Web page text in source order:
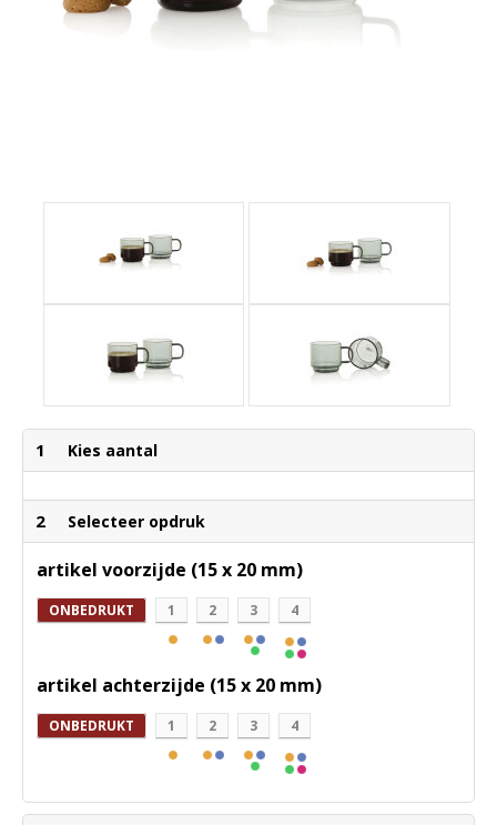
1 Kies aantal
2 Selecteer opdruk
artikel voorzijde (15 x 20 mm)
ONBEDRUKT 1 2 3 4
artikel achterzijde (15 x 20 mm)
ONBEDRUKT 1 2 3 4